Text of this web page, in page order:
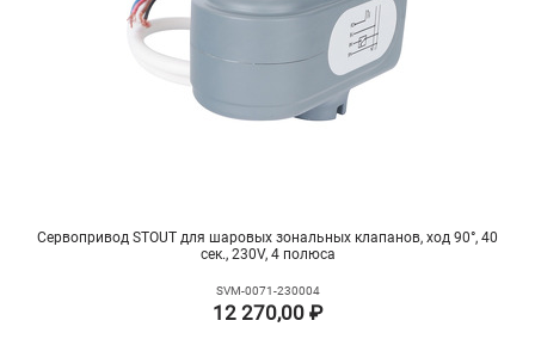
Сервопривод STOUT для шаровых зональных клапанов, ход 90°, 40
сек., 230V, 4 полюса
SVM-0071-230004
12 270,00 ₽